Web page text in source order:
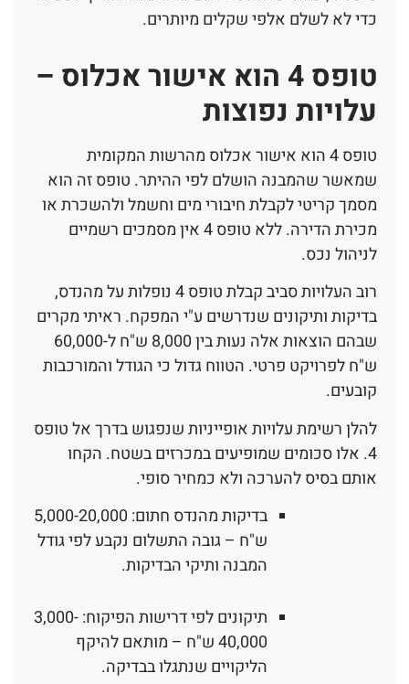
כדי לא לשלם אלפי שקלים מיותרים.
טופס 4 הוא אישור אכלוס –
עלויות נפוצות
טופס 4 הוא אישור אכלוס מהרשות המקומית
שמאשר שהמבנה הושלם לפי ההיתר. טופס זה הוא
מסמך קריטי לקבלת חיבורי מים וחשמל ולהשכרת או
מכירת הדירה. ללא טופס 4 אין מסמכים רשמיים
לניהול נכס.
רוב העלויות סביב קבלת טופס 4 נופלות על מהנדס,
בדיקות ותיקונים שנדרשים ע"י המפקח. ראיתי מקרים
שבהם הוצאות אלה נעות בין 8,000 ש"ח ל-60,000
ש"ח לפרויקט פרטי. הטווח גדול כי הגודל והמורכבות
קובעים.
להלן רשימת עלויות אופייניות שנפגוש בדרך אל טופס
4. אלו סכומים שמופיעים במכרזים בשטח. הקחו
אותם בסיס להערכה ולא כמחיר סופי.
בדיקות מהנדס חתום: 5,000-20,000
ש"ח – גובה התשלום נקבע לפי גודל
המבנה ותיקי הבדיקות.
תיקונים לפי דרישות הפיקוח: 3,000-
40,000 ש"ח – מותאם להיקף
הליקויים שנתגלו בבדיקה.